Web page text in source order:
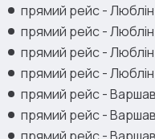
прямий рейс - Люблін
прямий рейс - Люблін
прямий рейс -
прямий рейс - Люблін
прямий рейс -
прямий рейс -
прямий рейс -